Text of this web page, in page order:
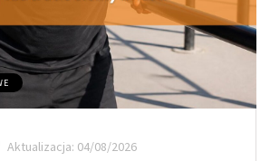
Aktualizacja: 04/08/2026